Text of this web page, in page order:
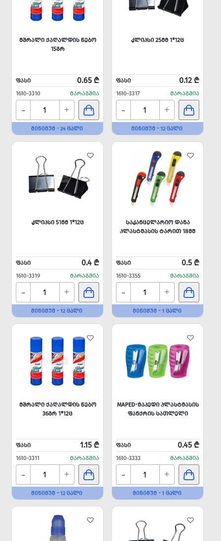
ᲛᲨᲠᲐᲚᲘ ᲥᲐᲦᲐᲚᲓᲘᲡ ᲬᲔᲑᲝ
15ᲒᲠ
ᲤᲐᲡᲘ 0.65 ₾
1610-3310 ᲛᲐᲠᲐᲒᲨᲘᲐ
- +
ᲛᲘᲜᲘᲛᲣᲛ - 24 ᲪᲐᲚᲘ
ᲙᲚᲘᲞᲡᲘ 25ᲛᲛ 1*12Ც
ᲤᲐᲡᲘ 0.12 ₾
1610-3317 ᲛᲐᲠᲐᲒᲨᲘᲐ
- +
ᲛᲘᲜᲘᲛᲣᲛ - 12 ᲪᲐᲚᲘ
ᲙᲚᲘᲞᲡᲘ 51ᲛᲛ 1*12Ც
ᲤᲐᲡᲘ 0.4 ₾
1610-3319 ᲛᲐᲠᲐᲒᲨᲘᲐ
- +
ᲛᲘᲜᲘᲛᲣᲛ - 12 ᲪᲐᲚᲘ
ᲡᲐᲙᲐᲜᲪᲔᲚᲐᲠᲘᲝ ᲓᲐᲜᲐ
ᲞᲚᲐᲡᲢᲛᲐᲡᲘᲡ ᲢᲐᲠᲘᲗ 18ᲛᲛ
ᲤᲐᲡᲘ 0.5 ₾
1610-3355 ᲛᲐᲠᲐᲒᲨᲘᲐ
- +
ᲛᲘᲜᲘᲛᲣᲛ - 1 ᲪᲐᲚᲘ
ᲛᲨᲠᲐᲚᲘ ᲥᲐᲦᲐᲚᲓᲘᲡ ᲬᲔᲑᲝ
36ᲒᲠ 1*12Ც
ᲤᲐᲡᲘ 1.15 ₾
1610-3311 ᲛᲐᲠᲐᲒᲨᲘᲐ
- +
ᲛᲘᲜᲘᲛᲣᲛ - 12 ᲪᲐᲚᲘ
MAPED-ᲛᲐᲞᲔᲓᲘ ᲞᲚᲐᲡᲢᲛᲐᲡᲘᲡ
ᲤᲐᲜᲥᲠᲘᲡ ᲡᲐᲗᲚᲔᲚᲘ
ᲤᲐᲡᲘ 0.45 ₾
1610-3333 ᲛᲐᲠᲐᲒᲨᲘᲐ
- +
ᲛᲘᲜᲘᲛᲣᲛ - 1 ᲪᲐᲚᲘ